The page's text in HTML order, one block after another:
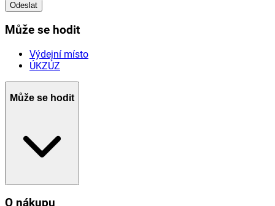
Odeslat
Může se hodit
Výdejní místo
ÚKZÚZ
Může se hodit
O nákupu